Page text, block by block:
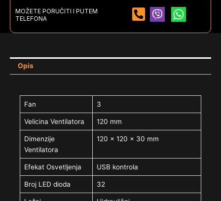
MOŽETE PORUČITI I PUTEM
TELEFONA
Opis
Fan 3
Velicina Ventilatora 120 mm
Dimenzije
Ventilatora
120 x 120 x 30 mm
Efekat Osvetljenja USB kontrola
Broj LED dioda 32